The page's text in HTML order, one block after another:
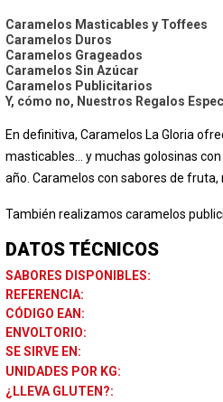
Caramelos Masticables y Toffees
Caramelos Duros
Caramelos Grageados
Caramelos Sin Azúcar
Caramelos Publicitarios
Y, cómo no, Nuestros Regalos
En definitiva, Caramelos La Gloria
masticables... y muchas golosinas
año. Caramelos con sabores de
También realizamos caramelos
DATOS TÉCNICOS
SABORES DISPONIBLES:
REFERENCIA:
CÓDIGO EAN:
ENVOLTORIO:
SE SIRVE EN:
UNIDADES POR KG:
¿LLEVA GLUTEN?: